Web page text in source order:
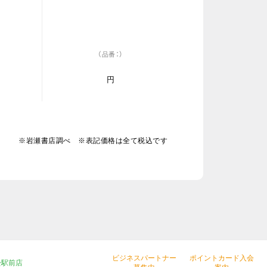
（品番：）
円
※岩瀬書店調べ ※表記価格は全て税込です
前店
ビジネスパートナー
ポイントカード入会